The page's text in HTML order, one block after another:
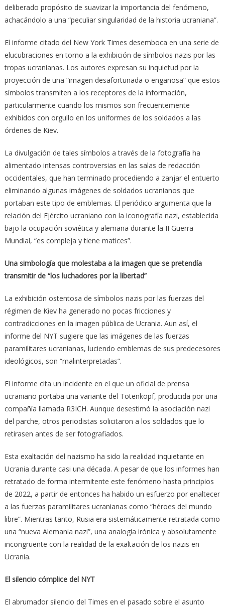
deliberado propósito de suavizar la importancia del fenómeno,
achacándolo a una “peculiar singularidad de la historia ucraniana”.
El informe citado del New York Times desemboca en una serie de
elucubraciones en torno a la exhibición de símbolos nazis por las
tropas ucranianas. Los autores expresan su inquietud por la
proyección de una “imagen desafortunada o engañosa” que estos
símbolos transmiten a los receptores de la información,
particularmente cuando los mismos son frecuentemente
exhibidos con orgullo en los uniformes de los soldados a las
órdenes de Kiev.
La divulgación de tales símbolos a través de la fotografía ha
alimentado intensas controversias en las salas de redacción
occidentales, que han terminado procediendo a zanjar el entuerto
eliminando algunas imágenes de soldados ucranianos que
portaban este tipo de emblemas. El periódico argumenta que la
relación del Ejército ucraniano con la iconografía nazi, establecida
bajo la ocupación soviética y alemana durante la II Guerra
Mundial, “es compleja y tiene matices”.
Una simbología que molestaba a la imagen que se pretendía
transmitir de “los luchadores por la libertad”
La exhibición ostentosa de símbolos nazis por las fuerzas del
régimen de Kiev ha generado no pocas fricciones y
contradicciones en la imagen pública de Ucrania. Aun así, el
informe del NYT sugiere que las imágenes de las fuerzas
paramilitares ucranianas, luciendo emblemas de sus predecesores
ideológicos, son “malinterpretadas”.
El informe cita un incidente en el que un oficial de prensa
ucraniano portaba una variante del Totenkopf, producida por una
compañía llamada R3ICH. Aunque desestimó la asociación nazi
del parche, otros periodistas solicitaron a los soldados que lo
retirasen antes de ser fotografiados.
Esta exaltación del nazismo ha sido la realidad inquietante en
Ucrania durante casi una década. A pesar de que los informes han
retratado de forma intermitente este fenómeno hasta principios
de 2022, a partir de entonces ha habido un esfuerzo por enaltecer
a las fuerzas paramilitares ucranianas como “héroes del mundo
libre”. Mientras tanto, Rusia era sistemáticamente retratada como
una “nueva Alemania nazi”, una analogía irónica y absolutamente
incongruente con la realidad de la exaltación de los nazis en
Ucrania.
El silencio cómplice del NYT
El abrumador silencio del Times en el pasado sobre el asunto